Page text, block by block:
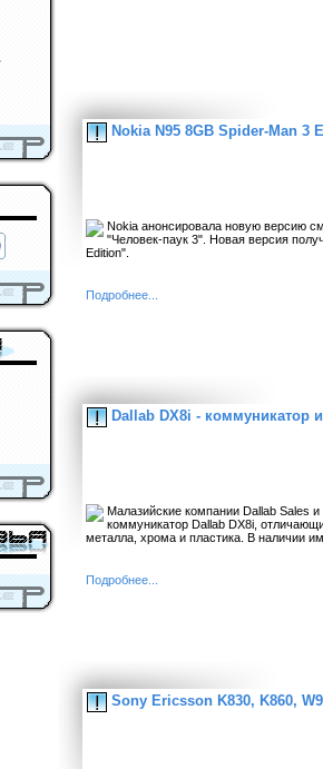
Nokia N95 8GB Spider-Man 3
Nokia анонсировала новую версию
"Человек-паук 3". Новая версия
Edition".
Подробнее...
Dallab DX8i - коммуникатор
Малазийские компании Dallab Sales
коммуникатор Dallab DX8i,
металла, хрома и пластика. В наличии
Подробнее...
Sony Ericsson K830, K860,